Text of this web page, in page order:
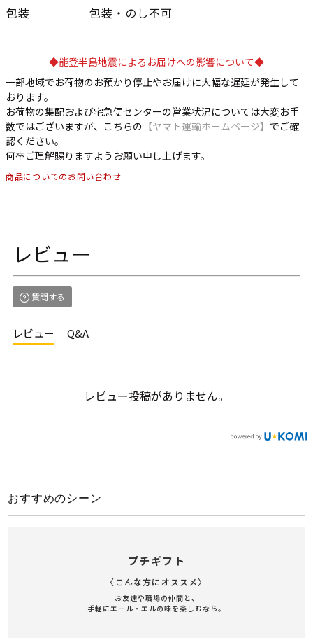
包装 包装・のし不可
◆能登半島地震によるお届けへの影響について◆
一部地域でお荷物のお預かり停止やお届けに大幅な遅延が発生して
おります。
お荷物の集配および宅急便センターの営業状況については大変お手
数ではございますが、こちらの 【ヤマト運輸ホームページ】 でご確
認ください。
何卒ご理解賜りますようお願い申し上げます。
商品についてのお問い合わせ
レビュー
質問する
レビュー Q&A
レビュー投稿がありません。
おすすめのシーン
プチギフト
〈こんな方にオススメ〉
お友達や職場の仲間と、
手軽にエール・エルの味を楽しむなら。